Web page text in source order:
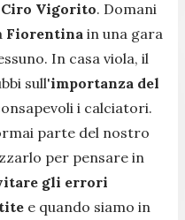
Ciro Vigorito. Domani
Fiorentina in una gara
In casa viola, il
sull'importanza del
i calciatori.
parte del nostro
per pensare in
gli errori
e quando siamo in